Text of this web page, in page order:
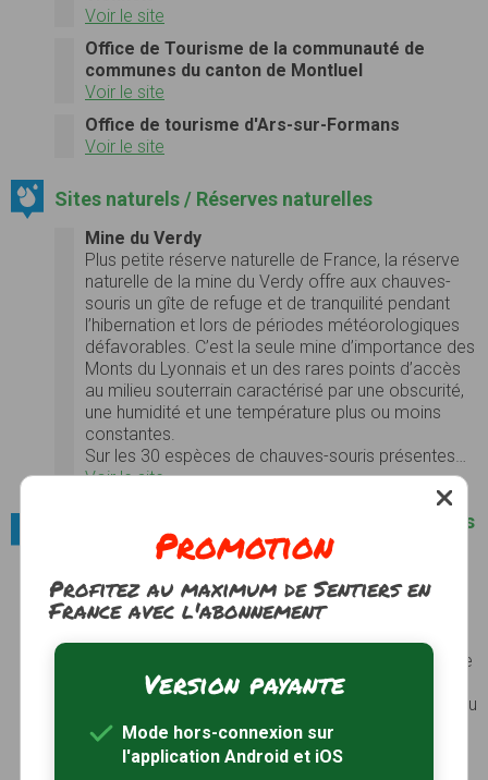
Voir le site
Office de Tourisme de la communauté de
communes du canton de Montluel
Voir le site
Office de tourisme d'Ars-sur-Formans
Voir le site
Sites naturels / Réserves naturelles
Mine du Verdy
Plus petite réserve naturelle de France, la réserve
naturelle de la mine du Verdy offre aux chauves-
souris un gîte de refuge et de tranquilité pendant
l’hibernation et lors de périodes météorologiques
défavorables. C’est la seule mine d’importance des
Monts du Lyonnais et un des rares points d’accès
au milieu souterrain caractérisé par une obscurité,
une humidité et une température plus ou moins
constantes.
Sur les 30 espèces de chauves-souris présentes…
Voir le site
Villes et villages / Parmi les plus beaux villages
Perché au-dessus des vignes du Beaujolais,Oingt
est l’un des joyaux du "Pays des pierres dorées".
De son passé médiéval, la cité a conservé
l’ancienne chapelle du château, la porte fortifiée de
Nizy et une tour donjon d’où l’on jouit d’un
panorama exceptionnel sur la vallée d’Azergues. Au
coeur du village, les maisons aux façades jaunes
ocre accueillent artistes et artisans d’art...
Promotion
Profitez au maximum de Sentiers en
France avec l'abonnement
Version payante
Mode hors-connexion sur
l'application Android et iOS